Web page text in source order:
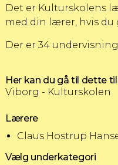
Det er Kulturskolens
med din lærer, hvis du
Der er 34
Her kan du gå til dette
Viborg - Kulturskolen
Lærere
Claus Hostrup
Vælg underkategori